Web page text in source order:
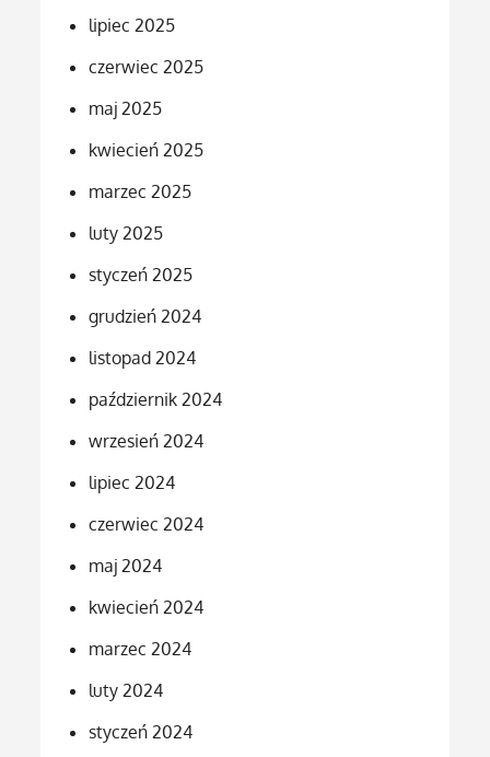
lipiec 2025
czerwiec 2025
maj 2025
kwiecień 2025
marzec 2025
luty 2025
styczeń 2025
grudzień 2024
listopad 2024
październik 2024
wrzesień 2024
lipiec 2024
czerwiec 2024
maj 2024
kwiecień 2024
marzec 2024
luty 2024
styczeń 2024